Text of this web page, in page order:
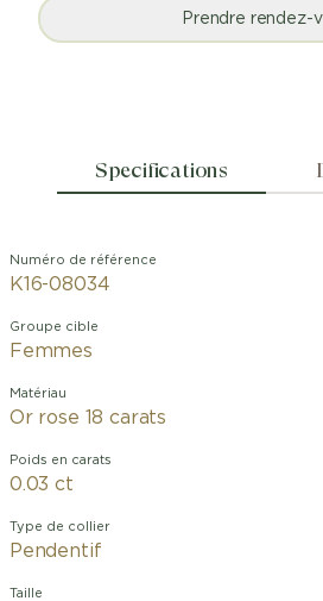
Prendre rendez-
Specifications
Numéro de référence
K16-08034
Groupe cible
Femmes
Matériau
Or rose 18 carats
Poids en carats
0.03 ct
Type de collier
Pendentif
Taille